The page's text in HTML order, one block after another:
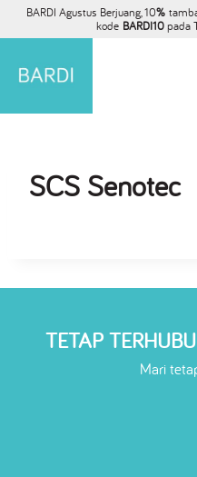
BARDI Agustus Berjuang, 10%
kode BARDI10pada
SCS Senotec
TETAP
Mari